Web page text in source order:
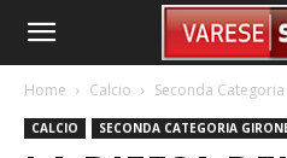
Home Calcio Seconda
CALCIO SECONDA CATEGORIA